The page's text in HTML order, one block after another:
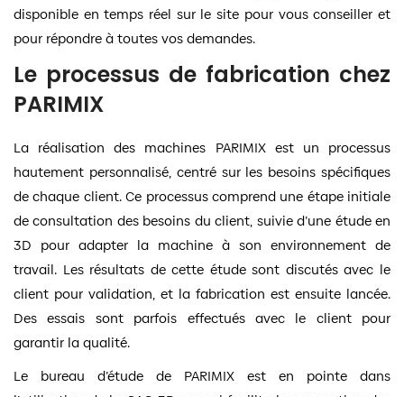
disponible en temps réel sur le site pour vous conseiller et
pour répondre à toutes vos demandes.
Le processus de fabrication chez
PARIMIX
La réalisation des machines PARIMIX est un processus
hautement personnalisé, centré sur les besoins spécifiques
de chaque client. Ce processus comprend une étape initiale
de consultation des besoins du client, suivie d’une étude en
3D pour adapter la machine à son environnement de
travail. Les résultats de cette étude sont discutés avec le
client pour validation, et la fabrication est ensuite lancée.
Des essais sont parfois effectués avec le client pour
garantir la qualité.
Le bureau d’étude de PARIMIX est en pointe dans